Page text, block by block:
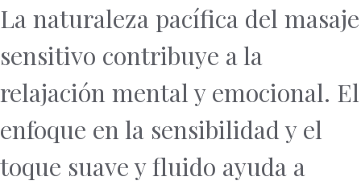
La naturaleza pacífica del masaje
sensitivo contribuye a la
relajación mental y emocional. El
enfoque en la sensibilidad y el
toque suave y fluido ayuda a